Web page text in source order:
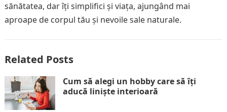
sănătatea, dar îți simplifici și viața, ajungând mai
aproape de corpul tău și nevoile sale naturale.
Related Posts
Cum să alegi un hobby care să îți
aducă liniște interioară